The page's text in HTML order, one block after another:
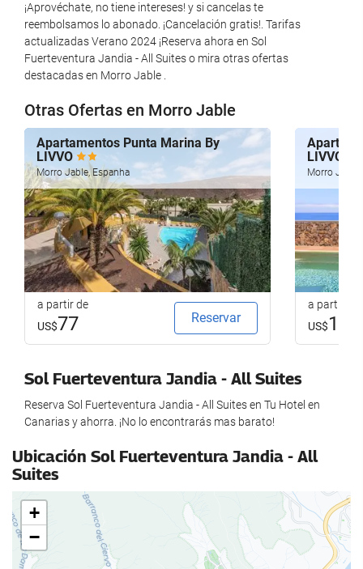
Bem-estar
Piscina
Bar na piscina
Academia
Aulas coletivas
Lazer e família
Clube infantil
Parque infantil
Sala de jogos
Empréstimo de material de jogos
Entretenimento à noite
Atividades
Acesso à praia
Desportos de montanha
Ciclismo
Alimentação e bebidas
Restaurante
¡Aprovéchate, no tiene intereses! y si cancelas te
reembolsamos lo abonado. ¡Cancelación gratis!. Tarifas
actualizadas Verano 2024 ¡Reserva ahora en Sol
Fuerteventura Jandia - All Suites o mira otras ofertas
destacadas en Morro Jable .
Otras Ofertas en Morro Jable
Apartamentos Punta Marina By
LIVVO
Morro Jable, Espanha
a partir de
US$77 Reservar
LIVVO
Morro Jable,
a partir de
US$131
Sol Fuerteventura Jandia - All Suites
Reserva Sol Fuerteventura Jandia - All Suites en Tu Hotel en
Canarias y ahorra. ¡No lo encontrarás mas barato!
Ubicación Sol Fuerteventura Jandia - All
Suites
+
−